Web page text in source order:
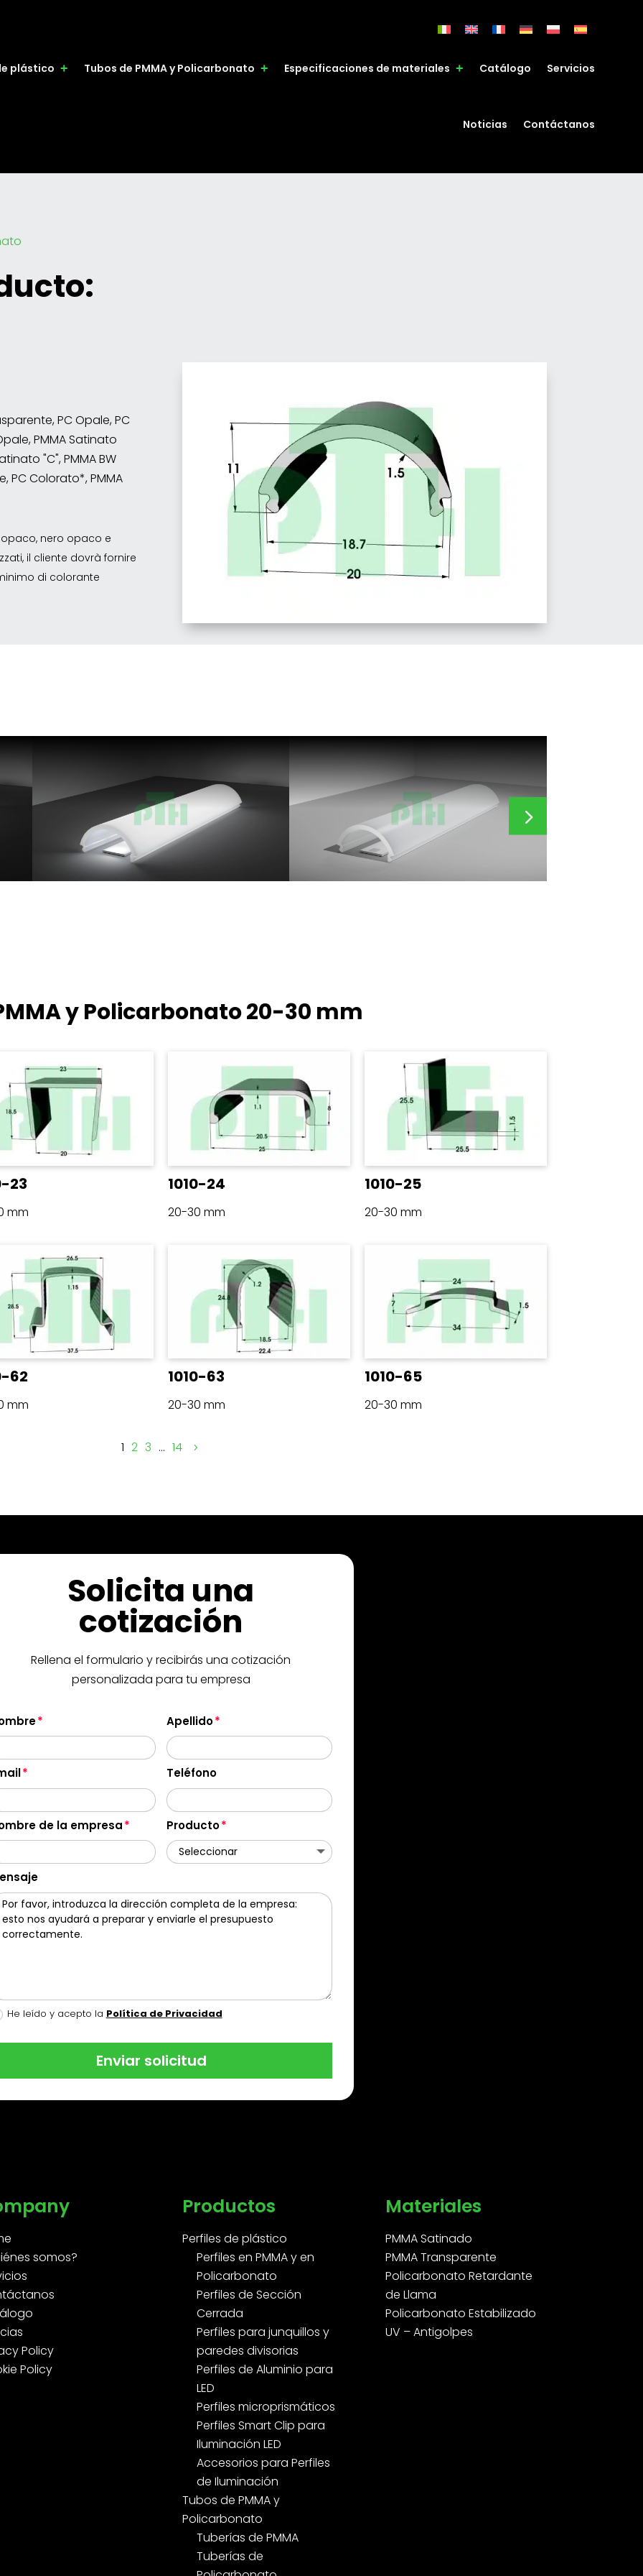
plástico Tubos de PMMA y Policarbonato Especificaciones de materiales Catálogo Servicios
Noticias Contáctanos
PC Opale, PC
PMMA Satinato
"C", PMMA BW
PC Colorato*, PMMA
nero opaco e
il cliente dovrà fornire
di colorante
y Policarbonato20-30 mm
23
mm
1010-24
20-30 mm
1010-25
20-30 mm
62
mm
1010-63
20-30 mm
1010-65
20-30 mm
1 2 3 … 14
Solicita una
cotización
Rellena el formulario y recibirás una cotización
personalizada para tu empresa
Apellido
Teléfono
de la empresa Producto
He leído y acepto la Política de Privacidad
Enviar solicitud
somos?
Policy
Policy
Productos
Perfiles de plástico
Perfiles en PMMA y en
Policarbonato
Perfiles de Sección
Cerrada
Perfiles para junquillos y
paredes divisorias
Perfiles de Aluminio para
LED
Perfiles microprismáticos
Perfiles Smart Clip para
Iluminación LED
Accesorios para Perfiles
de Iluminación
Tubos de PMMA y
Policarbonato
Tuberías de PMMA
Tuberías de
Materiales
PMMA Satinado
PMMA Transparente
Policarbonato Retardante
de Llama
Policarbonato Estabilizado
UV – Antigolpes